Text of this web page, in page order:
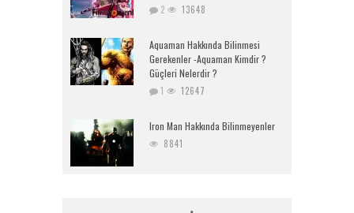
2 13648
Aquaman Hakkında Bilinmesi
Gerekenler -Aquaman Kimdir ?
Güçleri Nelerdir ?
1 12647
Iron Man Hakkında Bilinmeyenler
8841